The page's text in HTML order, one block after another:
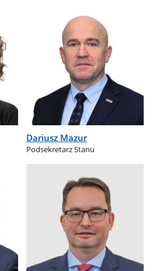
Dariusz Mazur
Podsekretarz Stanu